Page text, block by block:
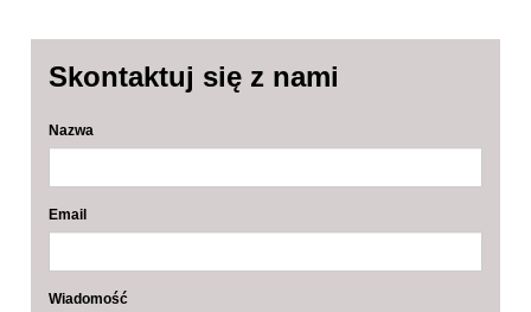
Skontaktuj się z nami
Nazwa
Email
Wiadomość